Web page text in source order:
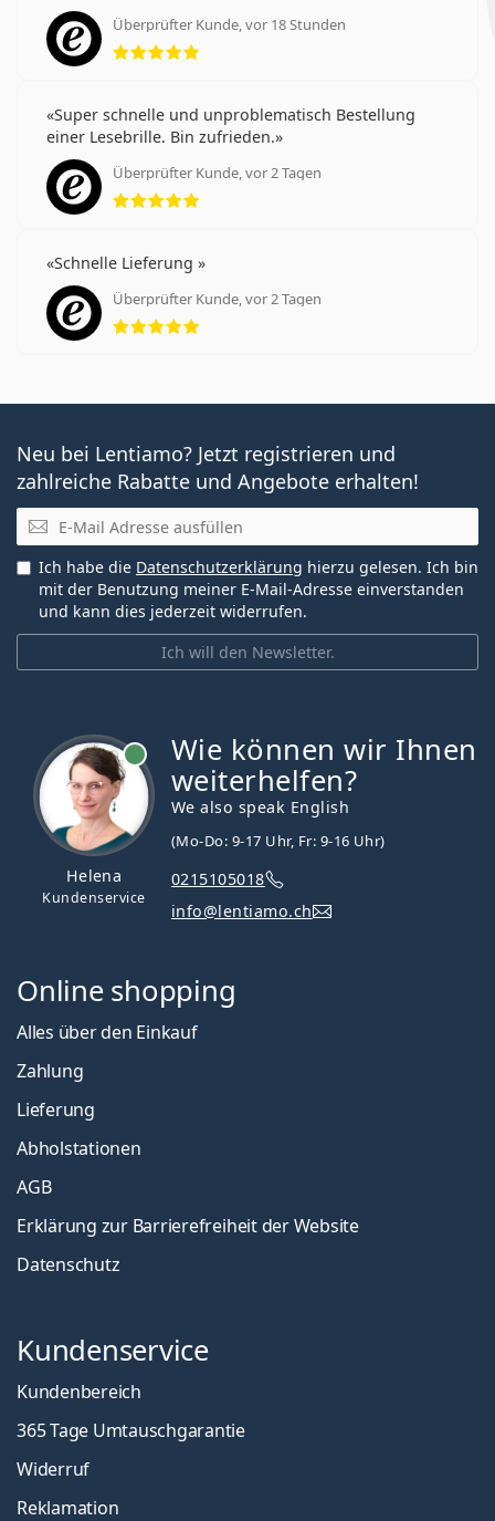
Überprüfter Kunde, vor 18 Stunden
Bewertung 5 aus 5
Super schnelle und unproblematisch Bestellung
einer Lesebrille. Bin zufrieden.
Überprüfter Kunde, vor 2 Tagen
Bewertung 5 aus 5
Schnelle Lieferung
Überprüfter Kunde, vor 2 Tagen
Bewertung 5 aus 5
Neu bei Lentiamo? Jetzt registrieren und
zahlreiche Rabatte und Angebote erhalten!
E-Mail
Ich will den Newsletter.
Ich habe die Datenschutzerklärung hierzu gelesen. Ich bin
mit der Benutzung meiner E-Mail-Adresse einverstanden
und kann dies jederzeit widerrufen.
Helena
Kundenservice
Wie können wir Ihnen
weiterhelfen?
We also speak English
(Mo-Do: 9-17 Uhr, Fr: 9-16 Uhr)
0215105018
info@lentiamo.ch
Online shopping
Alles über den Einkauf
Zahlung
Lieferung
Abholstationen
AGB
Erklärung zur Barrierefreiheit der Website
Datenschutz
Kundenservice
Kundenbereich
365 Tage Umtauschgarantie
Widerruf
Reklamation